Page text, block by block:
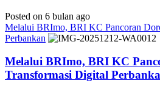
Posted on 6 bulan ago
Melalui BRImo, BRI KC Pancoran
Perbankan
Melalui BRImo, BRI KC
Transformasi Digital